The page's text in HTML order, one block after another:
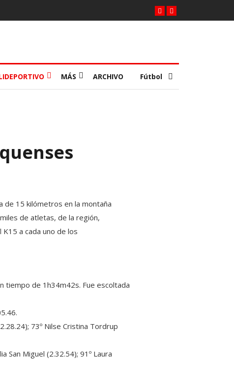
MÁS ARCHIVO Fútbol
de 15 kilómetros en la montaña
de atletas, de la región,
a cada uno de los
tiempo de 1h34m42s. Fue escoltada
73º Nilse Cristina Tordrup
San Miguel (2.32.54); 91º Laura